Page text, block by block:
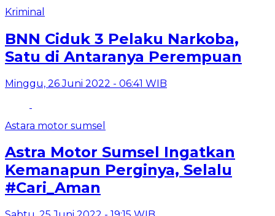
Kriminal
BNN Ciduk 3 Pelaku Narkoba,
Satu di Antaranya Perempuan
Minggu, 26 Juni 2022 - 06:41 WIB
Astara motor sumsel
Astra Motor Sumsel Ingatkan
Kemanapun Perginya, Selalu
#Cari_Aman